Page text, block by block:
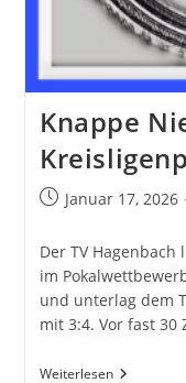
Knappe
BeitragJanuar 17, 2026
Der TV
im
und unterlag dem
mit 3:4. Vor fast
WeiterlesenKnappe